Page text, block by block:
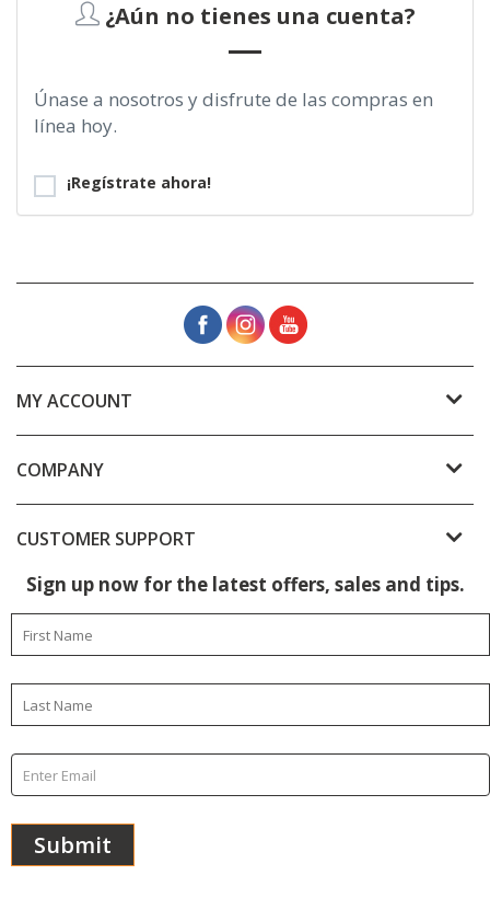
¿Aún no tienes una cuenta?
Únase a nosotros y disfrute de las compras en
línea hoy.
¡Regístrate ahora!
MY ACCOUNT
COMPANY
CUSTOMER SUPPORT
Sign up now for the latest offers, sales and tips.
Subscribe